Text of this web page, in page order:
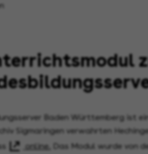
Baden Württemberg ist
Sigmaringen verwahrten
online.
Das Modul wurde von